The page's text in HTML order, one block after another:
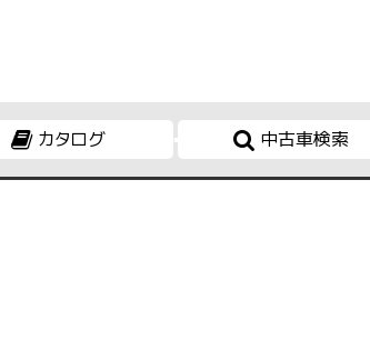
カタログ 中古車検索